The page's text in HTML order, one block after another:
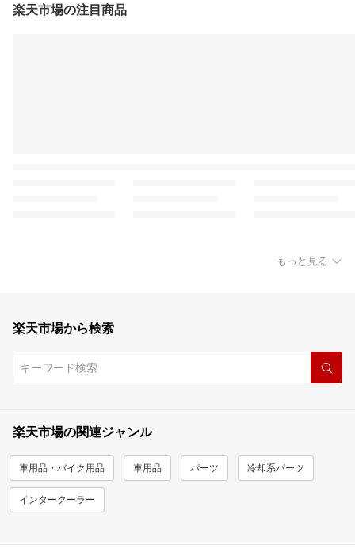
楽天市場の注目商品
もっと見る
楽天市場から検索
楽天市場の関連ジャンル
車用品・バイク用品 車用品 パーツ 冷却系パーツ
インタークーラー